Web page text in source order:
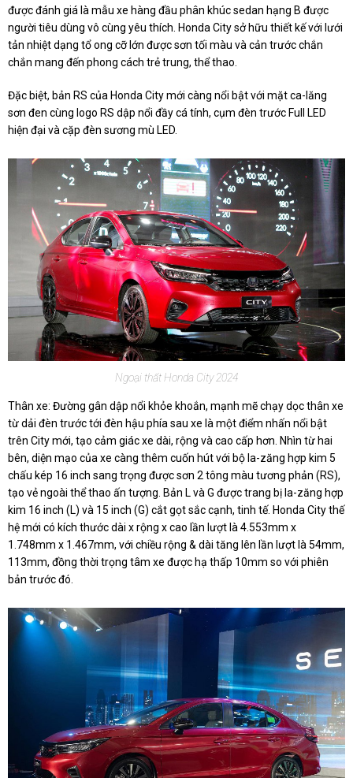
được đánh giá là mẫu xe hàng đầu phân khúc sedan hạng B được
người tiêu dùng vô cùng yêu thích. Honda City sở hữu thiết kế với lưới
tản nhiệt dạng tổ ong cỡ lớn được sơn tối màu và cản trước chắn
chắn mang đến phong cách trẻ trung, thể thao.
Đặc biệt, bản RS của Honda City mới càng nổi bật với mặt ca-lăng
sơn đen cùng logo RS dập nổi đầy cá tính, cụm đèn trước Full LED
hiện đại và cặp đèn sương mù LED.
Ngoại thất Honda City 2024
Thân xe: Đường gân dập nổi khỏe khoắn, mạnh mẽ chạy dọc thân xe
từ dải đèn trước tới đèn hậu phía sau xe là một điểm nhấn nổi bật
trên City mới, tạo cảm giác xe dài, rộng và cao cấp hơn. Nhìn từ hai
bên, diện mạo của xe càng thêm cuốn hút với bộ la-zăng hợp kim 5
chấu kép 16 inch sang trọng được sơn 2 tông màu tương phản (RS),
tạo vẻ ngoài thể thao ấn tượng. Bản L và G được trang bị la-zăng hợp
kim 16 inch (L) và 15 inch (G) cắt gọt sắc cạnh, tinh tế. Honda City thế
hệ mới có kích thước dài x rộng x cao lần lượt là 4.553mm x
1.748mm x 1.467mm, với chiều rộng & dài tăng lên lần lượt là 54mm,
113mm, đồng thời trọng tâm xe được hạ thấp 10mm so với phiên
bản trước đó.